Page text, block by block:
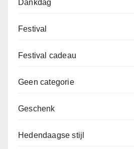
Dankdag
Festival
Festival cadeau
Geen categorie
Geschenk
Hedendaagse stijl